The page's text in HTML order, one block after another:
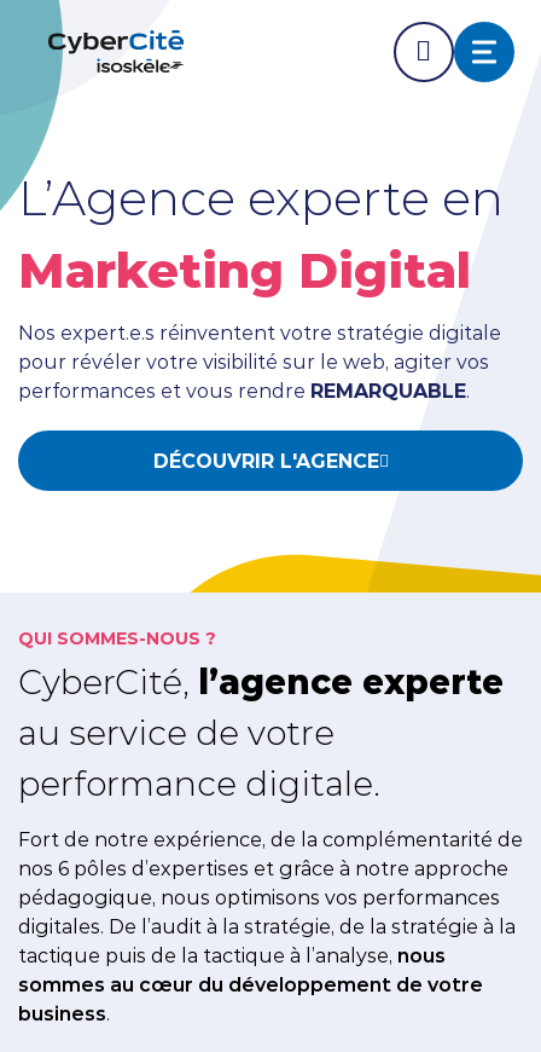
ACCÉDER DIRECTEMENT AU CONTENU PRINCIPAL
Nos expertises
Nos clients
DIRECTEMENT AVANT LE DÉBUT DE LA
L’Agence experte en
Marketing Digital
Nos expert.e.s réinventent votre stratégie digitale
pour révéler votre visibilité sur le web, agiter vos
performances et vous rendre REMARQUABLE.
DÉCOUVRIR L'AGENCE
QUI SOMMES-NOUS ?
CyberCité, l’agence experte
au service de votre
performance digitale.
Fort de notre expérience, de la complémentarité de
nos 6 pôles d’expertises et grâce à notre approche
pédagogique, nous optimisons vos performances
digitales. De l’audit à la stratégie, de la stratégie à la
tactique puis de la tactique à l’analyse, nous
sommes au cœur du développement de votre
business.